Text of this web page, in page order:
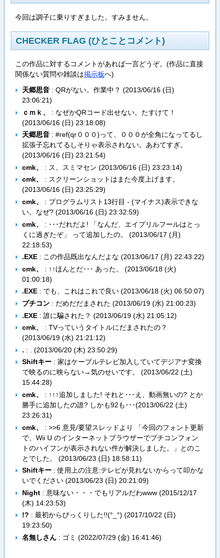
今回は調子に乗りすぎました。すみません。
CHECKER FLAG (ひとことコメント)
この作品に対するコメントがあれば一言どうぞ。(作品に直接
関係ない質問や雑談は掲示板へ)
天郷思音: QRがない。作業中？ (2013/06/16 (日)
23:06:21)
ｃｍｋ、
: なぜかQRコード出せない。たすけて！
(2013/06/16 (日) 23:18:08)
天郷思音: #ref(qr０００)って、０００が全角になってるし
拡張子忘れてるしそりゃ表示されない。あわてすぎ。
(2013/06/16 (日) 23:21:54)
cmk、
: ス、スミマセン (2013/06/16 (日) 23:23:14)
cmk、
: スクリーンショットはまた今度上げます。
(2013/06/16 (日) 23:25:29)
cmk、
: プログラムリスト13行目 - (マイナス)表示できな
い。なぜ? (2013/06/16 (日) 23:32:59)
cmk、
: ･･･だれだよ! 「なんだ、エイプリルフールはとっ
くに過ぎたぞ」 って追加したの。 (2013/06/17 (月)
22:18:53)
.EXE: この作品既出なんだよな (2013/06/17 (月) 22:43:22)
cmk、
: ↑↑ほんとだ･･･ あった。 (2013/06/18 (火)
01:00:18)
.EXE: でも、これはこれで良い (2013/06/18 (火) 06:50:07)
プチコン: だめだだまされた (2013/06/19 (水) 21:00:23)
.EXE: 誰に騙された？ (2013/06/19 (水) 21:05:12)
cmk、
: TVっていうタイトルにだまされたの？
(2013/06/19 (水) 21:21:12)
. : . (2013/06/20 (木) 23:50:29)
Shiftキー: 家はケーブルテレビ加入していてデジアナ変換
で映るのに映らない→気のせいです。 (2013/06/22 (土)
15:44:28)
cmk、
: ↑↑↑追加しました! それと･･･え、動画無いの? とか
勝手に追加したの誰? しかも92も･･･(2013/06/22 (土)
23:26:31)
cmk、
: >>6 意見/要望スレッドより 「今回のフォント更新
で、Wii U のインターネットブラウザーでプチコンフォン
トのハイフンが表示されない件が解決しました。」とのこ
とでした。 (2013/06/23 (日) 18:58:11)
Shiftキー: 使用上の注意:テレビが見れないからって叩かな
いでください (2013/06/23 (日) 20:21:09)
Night: 意味ない・・・でもリアルだわwww (2015/12/17
(木) 14:23:53)
!? : 最初からびっくりした!!(°_°) (2017/10/22 (日)
19:23:50)
名無しさん: ゴミ (2022/07/29 (金) 16:41:46)